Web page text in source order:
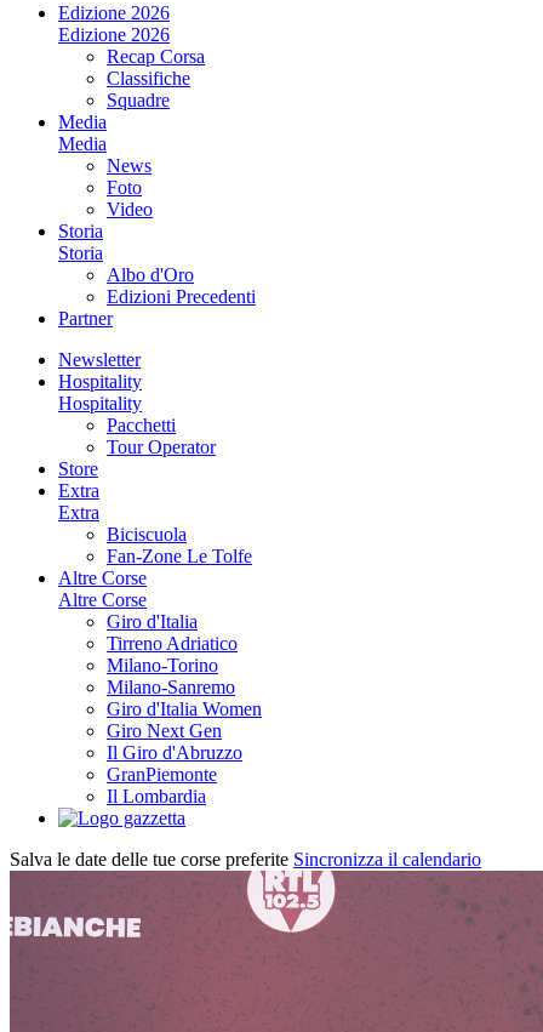
Edizione 2026
Edizione 2026
Recap Corsa
Classifiche
Squadre
Media
Media
News
Foto
Video
Storia
Storia
Albo d'Oro
Edizioni Precedenti
Partner
Newsletter
Hospitality
Hospitality
Pacchetti
Tour Operator
Store
Extra
Extra
Biciscuola
Fan-Zone Le Tolfe
Altre Corse
Altre Corse
Giro d'Italia
Tirreno Adriatico
Milano-Torino
Milano-Sanremo
Giro d'Italia Women
Giro Next Gen
Il Giro d'Abruzzo
GranPiemonte
Il Lombardia
Salva le date delle tue corse preferite Sincronizza il calendario